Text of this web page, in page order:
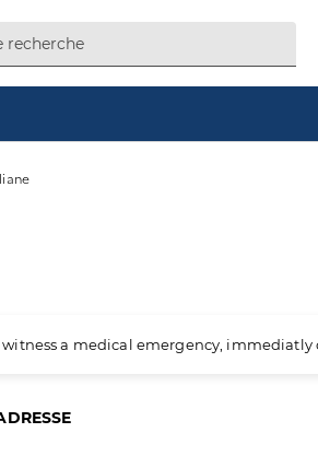
a medical emergency,